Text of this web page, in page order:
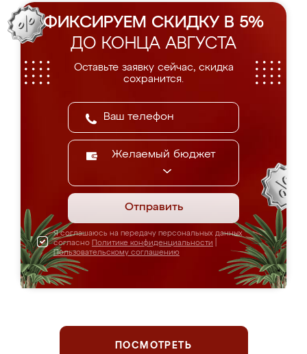
ФИКСИРУЕМ СКИДКУ В 5%
ДО КОНЦА АВГУСТА
Оставьте заявку сейчас, скидка
сохранится.
Желаемый бюджет
Отправить
Я соглашаюсь на передачу персональных данных
согласно Политике конфиденциальности
Пользовательскому соглашению
ПОСМОТРЕТЬ